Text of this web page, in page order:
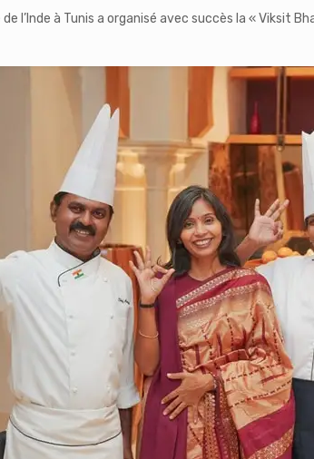
de l’Inde à Tunis a organisé avec succès la «